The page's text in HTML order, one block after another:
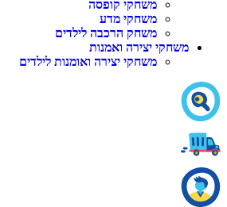
משחקי קופסה
משחקי מדע
משחק הרכבה לילדים
משחקי יצירה ואמנות
משחקי יצירה ואומנות לילדים